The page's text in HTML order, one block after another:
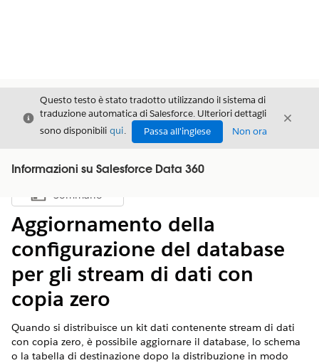
Chiudi
Questo testo è stato tradotto utilizzando il sistema di
traduzione automatica di Salesforce. Ulteriori dettagli
sono disponibili qui. Passa all'inglese Non ora
Chiudi
Informazioni su Salesforce Data 360
Mostra sommario
Sommario
Aggiornamento della
configurazione del database
per gli stream di dati con
copia zero
Quando si distribuisce un kit dati contenente stream di dati
con copia zero, è possibile aggiornare il database, lo schema
o la tabella di destinazione dopo la distribuzione in modo